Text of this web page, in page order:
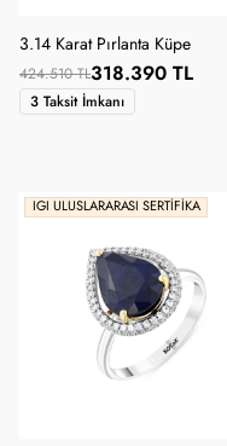
3.14 Karat Pırlanta Küpe
424.510 TL318.390 TL
3 Taksit İmkanı
IGI ULUSLARARASI SERTIFIKA